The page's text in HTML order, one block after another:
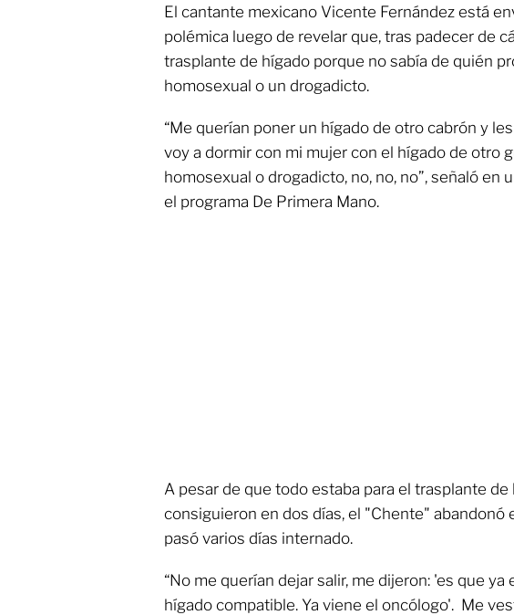
El cantante mexicano Vicente Fernández está
polémica luego de revelar que, tras padecer de
trasplante de hígado porque no sabía de quién
homosexual o un drogadicto.
“Me querían poner un hígado de otro cabrón y les
voy a dormir con mi mujer con el hígado de otro
homosexual o drogadicto, no, no, no”, señaló en
el programa De Primera Mano.
A pesar de que todo estaba para el trasplante de
consiguieron en dos días, el "Chente" abandonó
pasó varios días internado.
“No me querían dejar salir, me dijeron: 'es que ya
hígado compatible. Ya viene el oncólogo'. Me